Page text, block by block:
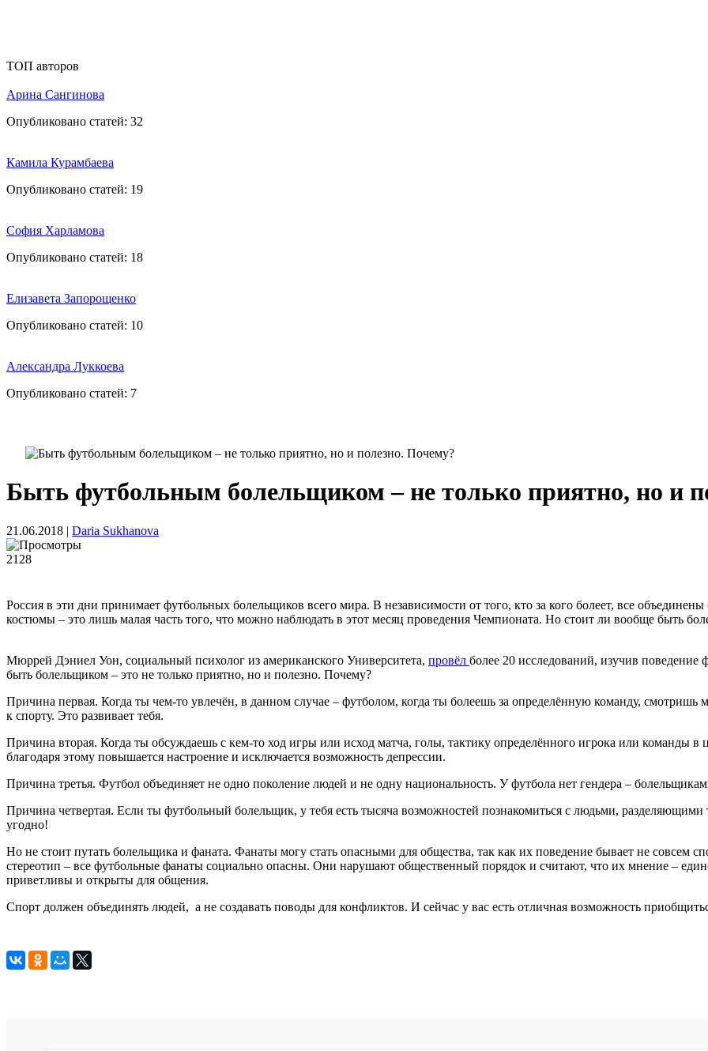
ТОП авторов
Арина Сангинова
Опубликовано статей: 32
Камила Курамбаева
Опубликовано статей: 19
София Харламова
Опубликовано статей: 18
Елизавета Запорощенко
Опубликовано статей: 10
Александра Луккоева
Опубликовано статей: 7
Быть футбольным болельщиком – не только приятно, но и
21.06.2018 | Daria Sukhanova
2128
Россия в эти дни принимает футбольных болельщиков всего мира. В независимости от того, кто за кого болеет, все
костюмы – это лишь малая часть того, что можно наблюдать в этот месяц проведения Чемпионата. Но стоит ли вообще быть
Мюррей Дэниел Уон, социальный психолог из американского Университета, провёл более 20 исследований, изучив
быть болельщиком – это не только приятно, но и полезно. Почему?
Причина первая. Когда ты чем-то увлечён, в данном случае – футболом, когда ты болеешь за определённую команду, смотришь
к спорту. Это развивает тебя.
Причина вторая. Когда ты обсуждаешь с кем-то ход игры или исход матча, голы, тактику определённого игрока или команды
благодаря этому повышается настроение и исключается возможность депрессии.
Причина третья. Футбол объединяет не одно поколение людей и не одну национальность. У футбола нет гендера –
Причина четвертая. Если ты футбольный болельщик, у тебя есть тысяча возможностей познакомиться с людьми,
угодно!
Но не стоит путать болельщика и фаната. Фанаты могу стать опасными для общества, так как их поведение бывает не
стереотип – все футбольные фанаты социально опасны. Они нарушают общественный порядок и считают, что их мнение –
приветливы и открыты для общения.
Спорт должен объединять людей, а не создавать поводы для конфликтов. И сейчас у вас есть отличная возможность